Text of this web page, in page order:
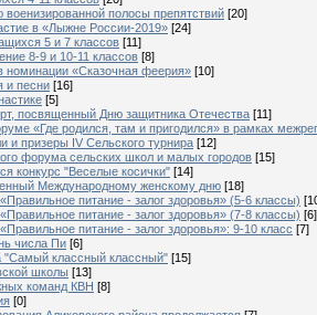
полосы препятствий [20]
в «Лыжне России-2019» [24]
5 и 7 классов [11]
8-9 и 10-11 классов [8]
номинации «Сказочная феерия» [10]
и песни [16]
[5]
посвященный Дню защитника Отечества [11]
«Где родился, там и пригодился» в рамках
и призеры IV Сельского турнира [12]
форума сельских школ и малых городов [15]
конкурс "Веселые косички" [14]
Международному женскому дню [18]
питание - залог здоровья» (5-6 классы)
питание - залог здоровья» (7-8 классы) [6]
питание - залог здоровья»: 9-10 класс [7]
числа Пи [6]
"Самый классный классный" [15]
школы [13]
команд КВН [8]
[0]